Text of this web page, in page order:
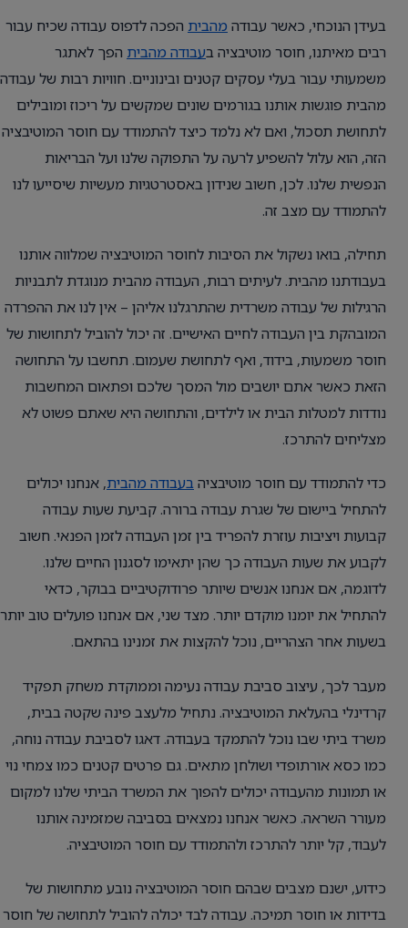
בעידן הנוכחי, כאשר עבודה מהבית הפכה לדפוס עבודה שכיח עבור
רבים מאיתנו, חוסר מוטיבציה בעבודה מהבית הפך לאתגר
משמעותי עבור בעלי עסקים קטנים ובינוניים. חוויות רבות של עבודה
מהבית פוגשות אותנו בגורמים שונים שמקשים על ריכוז ומובילים
לתחושת תסכול, ואם לא נלמד כיצד להתמודד עם חוסר המוטיבציה
הזה, הוא עלול להשפיע לרעה על התפוקה שלנו ועל הבריאות
הנפשית שלנו. לכן, חשוב שנידון באסטרטגיות מעשיות שיסייעו לנו
להתמודד עם מצב זה.
תחילה, בואו נשקול את הסיבות לחוסר המוטיבציה שמלווה אותנו
בעבודתנו מהבית. לעיתים רבות, העבודה מהבית מנוגדת לתבניות
הרגילות של עבודה משרדית שהתרגלנו אליהן – אין לנו את ההפרדה
המובהקת בין העבודה לחיים האישיים. זה יכול להוביל לתחושות של
חוסר משמעות, בידוד, ואף לתחושת שעמום. תחשבו על התחושה
הזאת כאשר אתם יושבים מול המסך שלכם ופתאום המחשבות
נודדות למטלות הבית או לילדים, והתחושה היא שאתם פשוט לא
מצליחים להתרכז.
כדי להתמודד עם חוסר מוטיבציהבעבודה מהבית, אנחנו יכולים
להתחיל ביישום של שגרת עבודה ברורה. קביעת שעות עבודה
קבועות ויציבות עוזרת להפריד בין זמן העבודה לזמן הפנאי. חשוב
לקבוע את שעות העבודה כך שהן יתאימו לסגנון החיים שלנו.
לדוגמה, אם אנחנו אנשים שיותר פרודוקטיביים בבוקר, כדאי
להתחיל את יומנו מוקדם יותר. מצד שני, אם אנחנו פועלים טוב יותר
בשעות אחר הצהריים, נוכל להקצות את זמנינו בהתאם.
מעבר לכך, עיצוב סביבת עבודה נעימה וממוקדת משחק תפקיד
קרדינלי בהעלאת המוטיבציה. נתחיל מלעצב פינה שקטה בבית,
משרד ביתי שבו נוכל להתמקד בעבודה. דאגו לסביבת עבודה נוחה,
כמו כסא אורתופדי ושולחן מתאים. גם פרטים קטנים כמו צמחי נוי
או תמונות מהעבודה יכולים להפוך את המשרד הביתי שלנו למקום
מעורר השראה. כאשר אנחנו נמצאים בסביבה שמזמינה אותנו
לעבוד, קל יותר להתרכז ולהתמודד עם חוסר המוטיבציה.
כידוע, ישנם מצבים שבהם חוסר המוטיבציה נובע מתחושות של
בדידות או חוסר תמיכה. עבודה לבד יכולה להוביל לתחושה של חוסר